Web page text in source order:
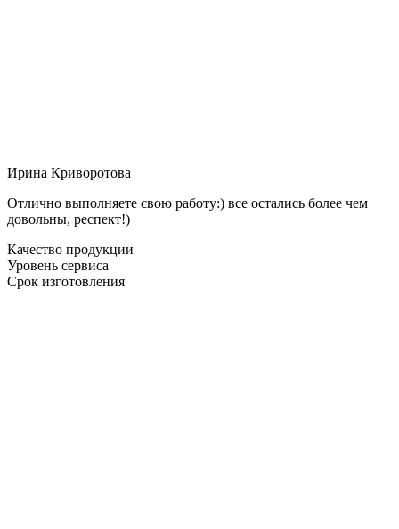
Ирина Криворотова
Отлично выполняете свою работу:) все остались более чем
довольны, респект!)
Качество продукции
Уровень сервиса
Срок изготовления